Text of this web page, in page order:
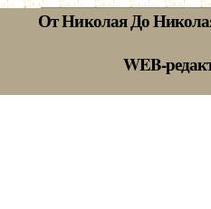
От Николая До
WEB-